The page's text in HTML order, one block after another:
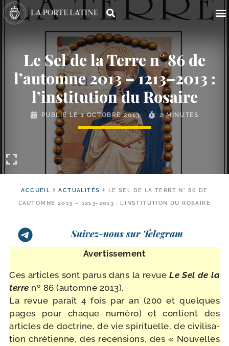
Le Sel de la Terre n° 86 de
l’automne 2013 – 1213–2013 :
l’institution du Rosaire
PUBLIÉ LE1 OCTOBRE 2013 2 MINUTES
ACCUEIL ACTUALITÉS
LE SEL DE LA TERRE N° 86 DE
L’AUTOMNE 2013 – 1213-2013 : L’INSTITUTION DU ROSAIRE
Suivez-nous sur Telegram
Avertissement
Ces articles sont parus dans la revueLe Sel de la
terre nº 86 (automne 2013).
La revue paraît 4 fois par an (200 et quelques
pages pour chaque numé­ro) et contient des
articles de doc­trine, de vie spi­ri­tuelle, de civi­li­sa­
tion chré­tienne, des recen­sions, des « Nouvelles